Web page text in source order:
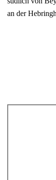
an der